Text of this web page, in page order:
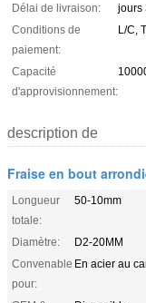
Délai de livraison:
jours
Conditions de
paiement:
L/C,
Capacité
d'approvisionnement:
description de
Fraise en bout
Longueur
totale:
50-10mm
Diamètre:
D2-20MM
Convenable
pour:
En acier au